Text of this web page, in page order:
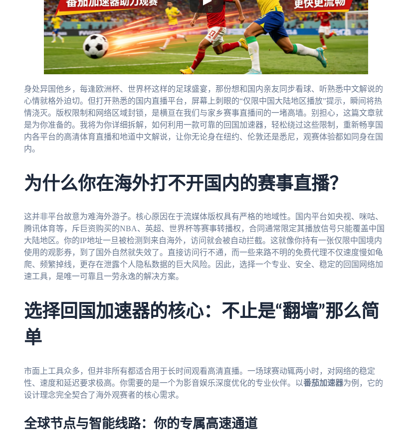
身处异国他乡，每逢欧洲杯、世界杯这样的足球盛宴，那份想和国内亲友同步看球、听熟悉中文解说的
心情就格外迫切。但打开熟悉的国内直播平台，屏幕上刺眼的“仅限中国大陆地区播放”提示，瞬间将热
情浇灭。版权限制和网络区域封锁，是横亘在我们与家乡赛事直播间的一堵高墙。别担心，这篇文章就
是为你准备的。我将为你详细拆解，如何利用一款可靠的回国加速器，轻松绕过这些限制，重新畅享国
内各平台的高清体育直播和地道中文解说，让你无论身在纽约、伦敦还是悉尼，观赛体验都如同身在国
内。
为什么你在海外打不开国内的赛事直播？
这并非平台故意为难海外游子。核心原因在于流媒体版权具有严格的地域性。国内平台如央视、咪咕、
腾讯体育等，斥巨资购买的NBA、英超、世界杯等赛事转播权，合同通常限定其播放信号只能覆盖中国
大陆地区。你的IP地址一旦被检测到来自海外，访问就会被自动拦截。这就像你持有一张仅限中国境内
使用的观影券，到了国外自然就失效了。直接访问行不通，而一些来路不明的免费代理不仅速度慢如龟
爬、频繁掉线，更存在泄露个人隐私数据的巨大风险。因此，选择一个专业、安全、稳定的回国网络加
速工具，是唯一可靠且一劳永逸的解决方案。
选择回国加速器的核心：不止是“翻墙”那么简
单
市面上工具众多，但并非所有都适合用于长时间观看高清直播。一场球赛动辄两小时，对网络的稳定
性、速度和延迟要求极高。你需要的是一个为影音娱乐深度优化的专业伙伴。以番茄加速器为例，它的
设计理念完全契合了海外观赛者的核心需求。
全球节点与智能线路：你的专属高速通道